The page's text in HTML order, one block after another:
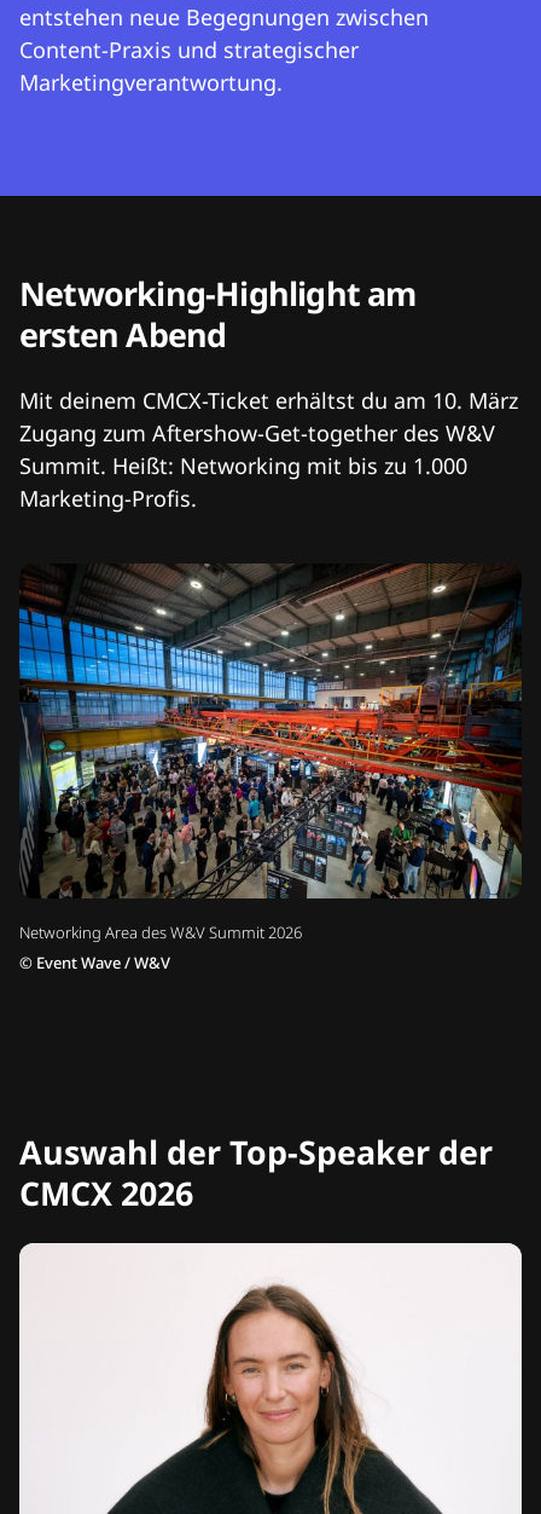
entstehen neue Begegnungen zwischen
Content-Praxis und strategischer
Marketingverantwortung.
Networking Area des W&V Summit 2026
© Event Wave / W&V
Networking-Highlight am
ersten Abend
Mit deinem CMCX-Ticket erhältst du am 10. März
Zugang zum Aftershow-Get-together des W&V
Summit. Heißt: Networking mit bis zu 1.000
Marketing-Profis.
Auswahl der Top-Speaker der
CMCX 2026